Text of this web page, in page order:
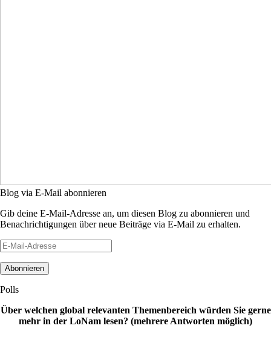
Blog via E-Mail abonnieren
Gib deine E-Mail-Adresse an, um diesen Blog zu abonnieren und
Benachrichtigungen über neue Beiträge via E-Mail zu erhalten.
E-
Adresse
Polls
Über welchen global relevanten Themenbereich würden Sie gerne
mehr in der LoNam lesen? (mehrere Antworten möglich)